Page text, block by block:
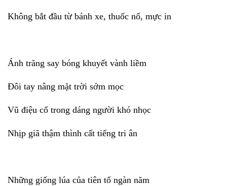
Không bắt đầu từ bánh xe, thuốc nổ, mực in
Ánh trăng say bóng khuyết vành liềm
Đôi tay nâng mặt trời sớm mọc
Vũ điệu cổ trong dáng người khó nhọc
Nhịp giã thậm thình cất tiếng tri ân
Những giống lúa của tiên tổ ngàn năm